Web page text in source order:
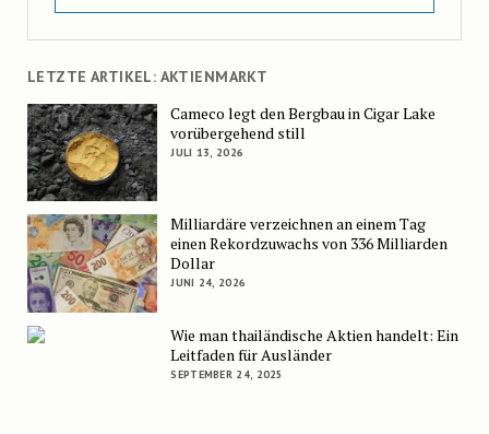
LETZTE ARTIKEL: AKTIENMARKT
Cameco legt den Bergbau in Cigar Lake
vorübergehend still
JULI 13, 2026
Milliardäre verzeichnen an einem Tag
einen Rekordzuwachs von 336 Milliarden
Dollar
JUNI 24, 2026
Wie man thailändische Aktien handelt: Ein
Leitfaden für Ausländer
SEPTEMBER 24, 2025